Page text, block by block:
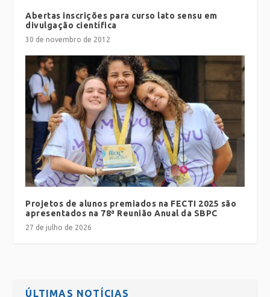
Abertas inscrições para curso lato sensu em
divulgação científica
30 de novembro de 2012
Projetos de alunos premiados na FECTI 2025 são
apresentados na 78ª Reunião Anual da SBPC
27 de julho de 2026
ÚLTIMAS NOTÍCIAS